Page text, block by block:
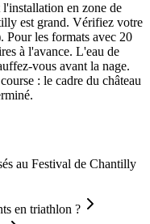
en zone de
est grand. Vérifiez votre
Pour les formats avec 20
à l'avance. L'eau de
vous avant la nage.
: le cadre du château
au Festival de Chantilly
en triathlon ?